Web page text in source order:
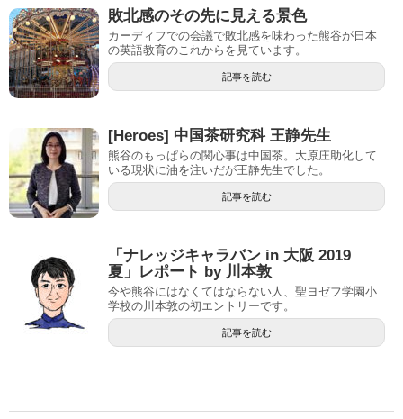
敗北感のその先に見える景色
カーディフでの会議で敗北感を味わった熊谷が日本
の英語教育のこれからを見ています。
記事を読む
[Heroes] 中国茶研究科 王静先生
熊谷のもっぱらの関心事は中国茶。大原庄助化して
いる現状に油を注いだが王静先生でした。
記事を読む
「ナレッジキャラバン in 大阪 2019
夏」レポート by 川本敦
今や熊谷にはなくてはならない人、聖ヨゼフ学園小
学校の川本敦の初エントリーです。
記事を読む